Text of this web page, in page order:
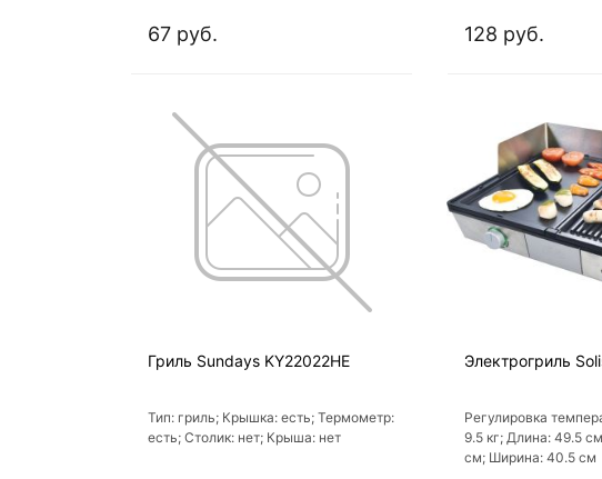
см
67 руб. 128 руб.
Гриль Sundays KY22022HE
Тип: гриль; Крышка: есть; Термометр:
есть; Столик: нет; Крыша: нет
Электрогриль
Регулировка
9.5 кг; Длина: 49.5
см; Ширина: 40.5 см